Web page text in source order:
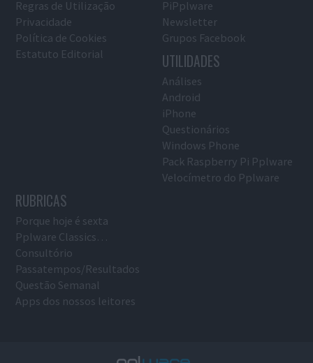
Regras de Utilização
Privacidade
Política de Cookies
Estatuto Editorial
PiPplware
Newsletter
Grupos Facebook
UTILIDADES
Análises
Android
iPhone
Questionários
Windows Phone
Pack Raspberry Pi Pplware
Velocímetro do Pplware
RUBRICAS
Porque hoje é sexta
Pplware Classics…
Consultório
Passatempos/Resultados
Questão Semanal
Apps dos nossos leitores